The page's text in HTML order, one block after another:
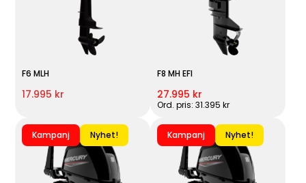
F6 MLH
17.995 kr
F8 MH EFI
27.995 kr
Ord. pris: 31.395 kr
Kampanj Nyhet! Kampanj Nyhet!